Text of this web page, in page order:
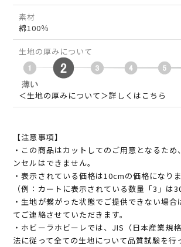
素材
綿100％
生地の厚みについて
＜生地の厚みについて＞詳しくはこちら
【注意事項】
・この商品はカットしてのご用意となるため
ンセルはできません。
・表示されている価格は10cmの価格になりま
（例：カートに表示されている数量「3」は
・生地が繋がった状態でご提供できない場合
てご連絡させていただきます。
・ホビーラホビーレでは、JIS（日本産業規
法に従って全ての生地について品質試験を行